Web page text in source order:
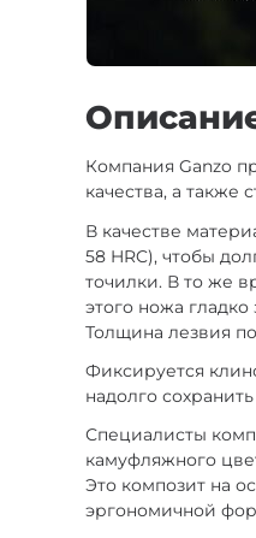
Компания Ganzo
качества, а также
В качестве
58 HRC), чтобы
точилки. В то же
этого ножа
Толщина лезвия
Фиксируется
надолго
Специалисты
камуфляжного
Это композит на
эргономичной